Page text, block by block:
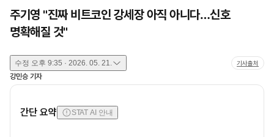
주기영 "진짜 비트코인 강세장 아직 아니다…신호
명확해질 것"
수정 오후 9:35 · 2026. 05. 21. 기사출처
강민승 기자
간단 요약 STAT AI 안내